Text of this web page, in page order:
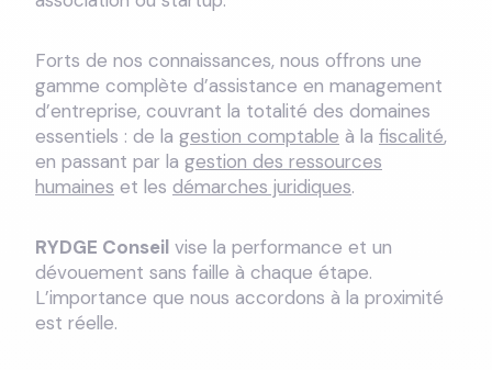
Forts de nos connaissances, nous offrons une
gamme complète d’assistance en management
d’entreprise, couvrant la totalité des domaines
essentiels : de la gestion comptable à la fiscalité,
en passant par la gestion des ressources
humaines et les démarches juridiques.
RYDGE Conseil vise la performance et un
dévouement sans faille à chaque étape.
L’importance que nous accordons à la proximité
est réelle.